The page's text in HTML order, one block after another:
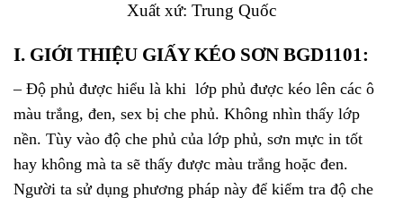
Xuất xứ: Trung Quốc
I. GIỚI THIỆU GIẤY KÉO SƠN BGD1101:
– Độ phủ được hiểu là khi lớp phủ được kéo lên các ô
màu trắng, đen, sex bị che phủ. Không nhìn thấy lớp
nền. Tùy vào độ che phủ của lớp phủ, sơn mực in tốt
hay không mà ta sẽ thấy được màu trắng hoặc đen.
Người ta sử dụng phương pháp này để kiểm tra độ che